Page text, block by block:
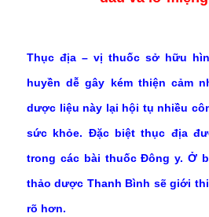
Thục địa – vị thuốc sở hữu
huyền dễ gây kém thiện cảm
dược liệu này lại hội tụ nhiều
sức khỏe. Đặc biệt thục địa
trong các bài thuốc Đông y. Ở
thảo dược Thanh Bình sẽ giới
rõ hơn.